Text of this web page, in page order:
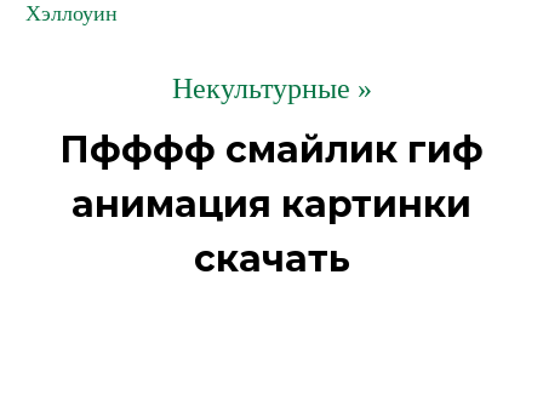
Хэллоуин
Некультурные »
Пфффф смайлик гиф
анимация картинки
скачать